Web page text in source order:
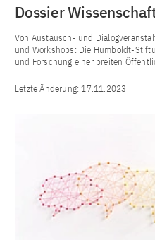
Dossier
Von Austausch- und
und Workshops: Die Humboldt-
und Forschung einer breiten
Letzte Änderung:17.11.2023